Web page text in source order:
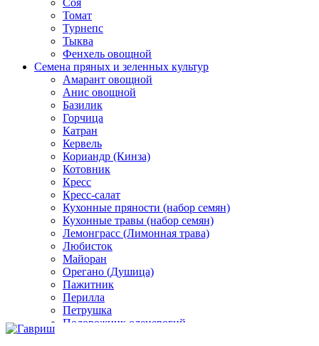
Соя
Томат
Турнепс
Тыква
Фенхель овощной
Семена пряных и зеленных культур
Амарант овощной
Анис овощной
Базилик
Горчица
Катран
Кервель
Кориандр (Кинза)
Котовник
Кресс
Кресс-салат
Кухонные пряности (набор семян)
Кухонные травы (набор семян)
Лемонграсс (Лимонная трава)
Любисток
Майоран
Орегано (Душица)
Пажитник
Перилла
Петрушка
Подорожник оленерогий